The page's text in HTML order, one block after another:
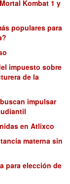
Kombat 1 y
populares para
impuesto sobre
de la
impulsar
en Atlixco
materna sin
para elección de